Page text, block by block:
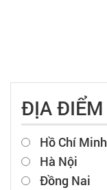
ĐỊA ĐIỂM
Hồ Chí Minh
Hà Nội
Đồng Nai